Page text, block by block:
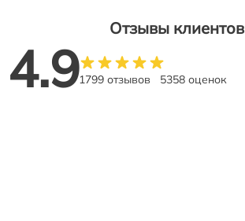
Отзывы клиентов
4.91799 отзывов 5358 оценок